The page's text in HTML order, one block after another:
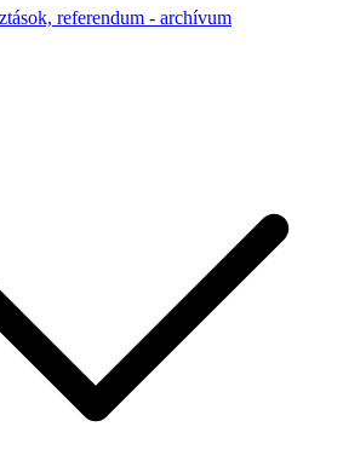
referendum - archívum